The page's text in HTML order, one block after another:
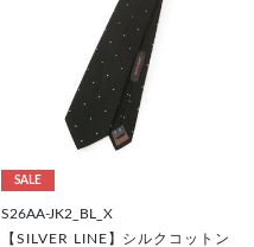
SALE
S26AA-JK2_BL_X
【SILVER LINE】シルクコットン